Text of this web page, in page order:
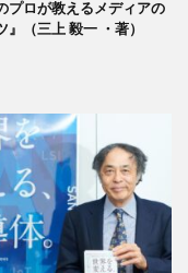
プロが教えるメディアの
』（三上 毅一 ・著）